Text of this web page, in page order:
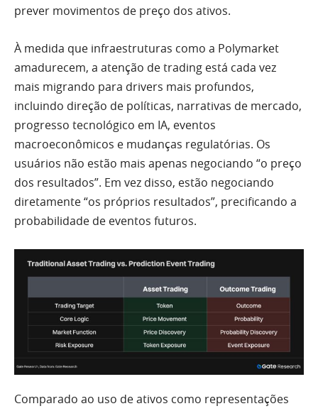
prever movimentos de preço dos ativos.
À medida que infraestruturas como a Polymarket
amadurecem, a atenção de trading está cada vez
mais migrando para drivers mais profundos,
incluindo direção de políticas, narrativas de mercado,
progresso tecnológico em IA, eventos
macroeconômicos e mudanças regulatórias. Os
usuários não estão mais apenas negociando “o preço
dos resultados”. Em vez disso, estão negociando
diretamente “os próprios resultados”, precificando a
probabilidade de eventos futuros.
Comparado ao uso de ativos como representações